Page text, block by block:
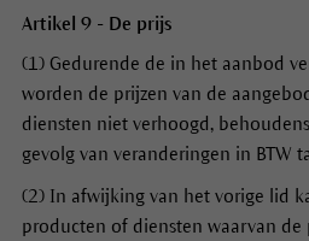
Artikel 9 - De prijs
(1) Gedurende de in het aanbod
worden de prijzen van de
diensten niet verhoogd,
gevolg van veranderingen in BTW
(2) In afwijking van het vorige lid
producten of diensten waarvan de